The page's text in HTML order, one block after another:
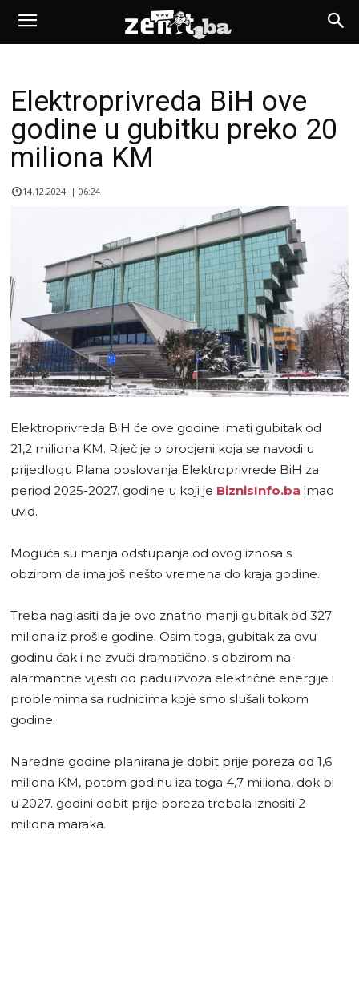
Elektroprivreda BiH ove
godine u gubitku preko 20
miliona KM
14.12.2024. | 06:24
Elektroprivreda BiH će ove godine imati gubitak od
21,2 miliona KM. Riječ je o procjeni koja se navodi u
prijedlogu Plana poslovanja Elektroprivrede BiH za
period 2025-2027. godine u koji je BiznisInfo.ba imao
uvid.
Moguća su manja odstupanja od ovog iznosa s
obzirom da ima još nešto vremena do kraja godine.
Treba naglasiti da je ovo znatno manji gubitak od 327
miliona iz prošle godine. Osim toga, gubitak za ovu
godinu čak i ne zvuči dramatično, s obzirom na
alarmantne vijesti od padu izvoza električne energije i
problemima sa rudnicima koje smo slušali tokom
godine.
Naredne godine planirana je dobit prije poreza od 1,6
miliona KM, potom godinu iza toga 4,7 miliona, dok bi
u 2027. godini dobit prije poreza trebala iznositi 2
miliona maraka.